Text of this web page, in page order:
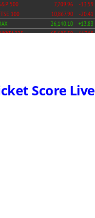
Score Live